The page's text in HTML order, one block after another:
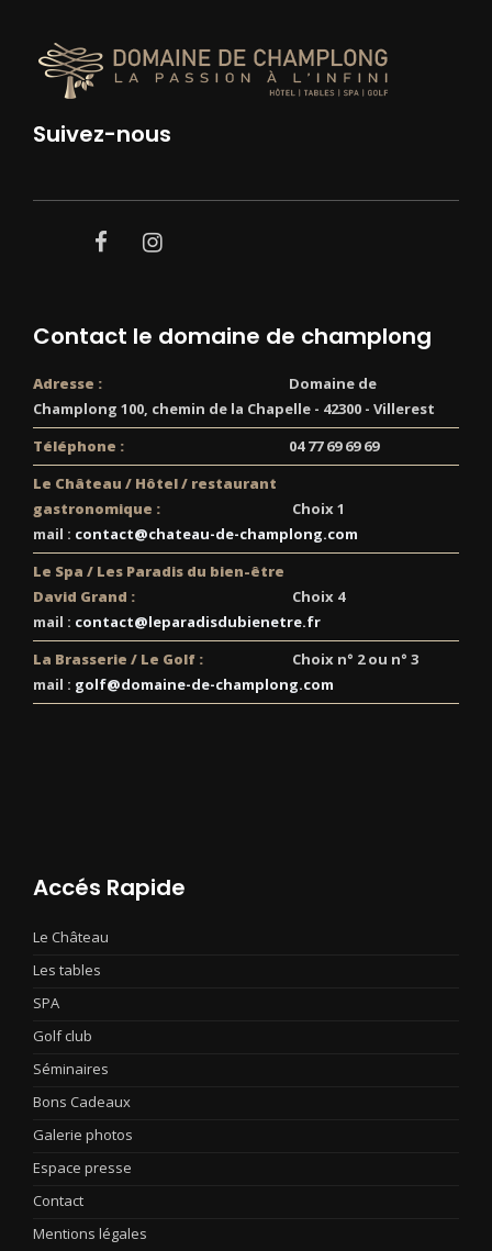
Suivez-nous
facebook
Contact le domaine de champlong
Adresse :
Domaine de
Champlong 100, chemin de la Chapelle - 42300 - Villerest
Téléphone :
04 77 69 69 69
Le Château / Hôtel / restaurant
gastronomique :
Choix 1
mail : contact@chateau-de-champlong.com
Le Spa / Les Paradis du bien-être
David Grand :
Choix 4
mail : contact@leparadisdubienetre.fr
La Brasserie / Le Golf :
Choix n° 2 ou n° 3
mail : golf@domaine-de-champlong.com
Accés Rapide
Le Château
Les tables
SPA
Golf club
Séminaires
Bons Cadeaux
Galerie photos
Espace presse
Contact
Mentions légales